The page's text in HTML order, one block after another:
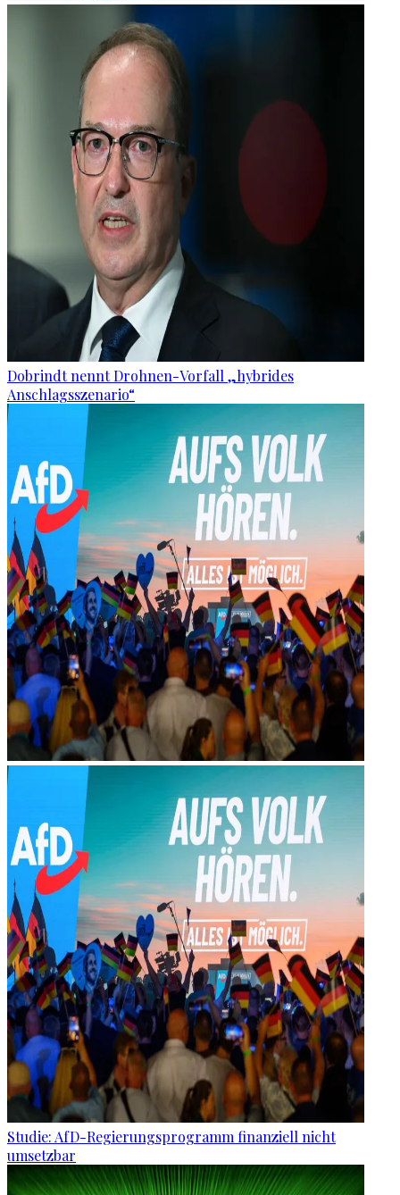
Dobrindt nennt Drohnen-Vorfall „hybrides
Anschlagsszenario“
Studie: AfD-Regierungsprogramm finanziell nicht
umsetzbar